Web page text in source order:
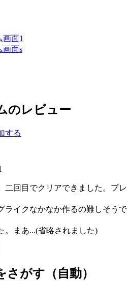
のレビュー
する
二回目でクリアできました。プレ
ライクなかなか作るの難しそうで
。まあ...(省略されました)
がす（自動）